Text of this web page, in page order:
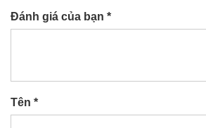
Đánh giá của bạn *
Tên *